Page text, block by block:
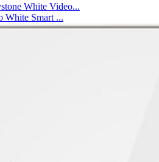
White Video...
White Smart ...